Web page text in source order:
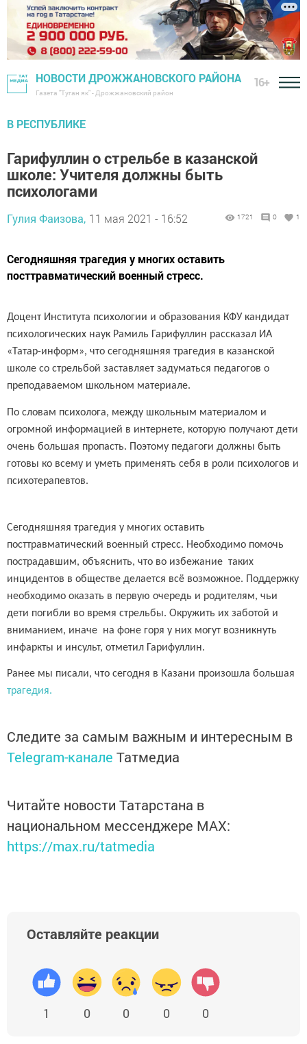
НОВОСТИ ДРОЖЖАНОВСКОГО РАЙОНА
Газета "Туган як" - Дрожжановский район
16+
В РЕСПУБЛИКЕ
Гарифуллин о стрельбе в казанской
школе: Учителя должны быть
психологами
Гулия Фаизова, 11 мая 2021 - 16:52 1721 0 1
Сегодняшняя трагедия у многих оставить
посттравматический военный стресс.
Доцент Института психологии и образования КФУ кандидат
психологических наук Рамиль Гарифуллин рассказал ИА
«Татар-информ», что сегодняшняя трагедия в казанской
школе со стрельбой заставляет задуматься педагогов о
преподаваемом школьном материале.
По словам психолога, между школьным материалом и
огромной информацией в интернете, которую получают дети
очень большая пропасть. Поэтому педагоги должны быть
готовы ко всему и уметь применять себя в роли психологов и
психотерапевтов.
Сегодняшняя трагедия у многих оставить
посттравматический военный стресс. Необходимо помочь
пострадавшим, объяснить, что во избежание таких
инцидентов в обществе делается всё возможное. Поддержку
необходимо оказать в первую очередь и родителям, чьи
дети погибли во время стрельбы. Окружить их заботой и
вниманием, иначе на фоне горя у них могут возникнуть
инфаркты и инсульт, отметил Гарифуллин.
Ранее мы писали, что сегодня в Казани произошла большая
трагедия.
Следите за самым важным и интересным в
Telegram-канале Татмедиа
Читайте новости Татарстана в
национальном мессенджере MАХ:
https://max.ru/tatmedia
Оставляйте реакции
1 0 0 0 0